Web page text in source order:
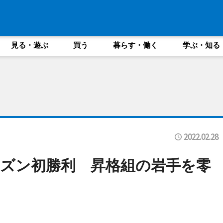
見る・遊ぶ 買う 暮らす・働く 学ぶ・知る
2022.02.28
ン初勝利 昇格組の岩手を零